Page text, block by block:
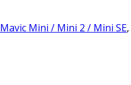
Mavic Mini / Mini 2 / Mini SE,